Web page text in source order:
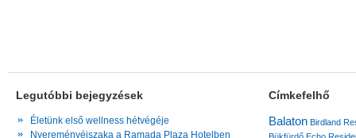
Legutóbbi bejegyzések
Életünk első wellness hétvégéje
Nyereményéjszaka a Ramada Plaza Hotelben
Címkefelhő
Balaton Birdland